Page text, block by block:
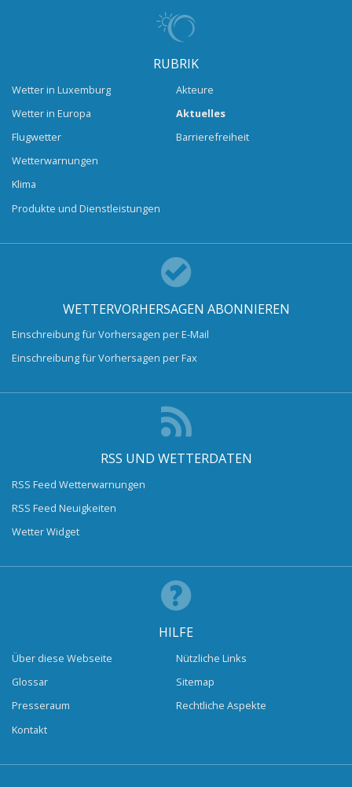
RUBRIK
Wetter in Luxemburg
Wetter in Europa
Flugwetter
Wetterwarnungen
Klima
Produkte und Dienstleistungen
Akteure
Aktuelles
Barrierefreiheit
WETTERVORHERSAGEN ABONNIEREN
Einschreibung für Vorhersagen per E-Mail
Einschreibung für Vorhersagen per Fax
RSS UND WETTERDATEN
RSS Feed Wetterwarnungen
RSS Feed Neuigkeiten
Wetter Widget
HILFE
Über diese Webseite
Glossar
Presseraum
Kontakt
Nützliche Links
Sitemap
Rechtliche Aspekte